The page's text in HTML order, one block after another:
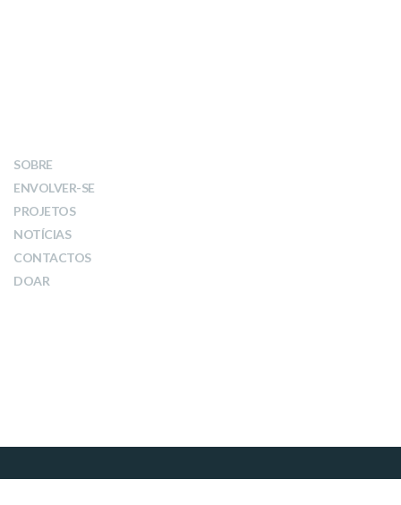
SOBRE
ENVOLVER-SE
PROJETOS
NOTÍCIAS
CONTACTOS
DOAR